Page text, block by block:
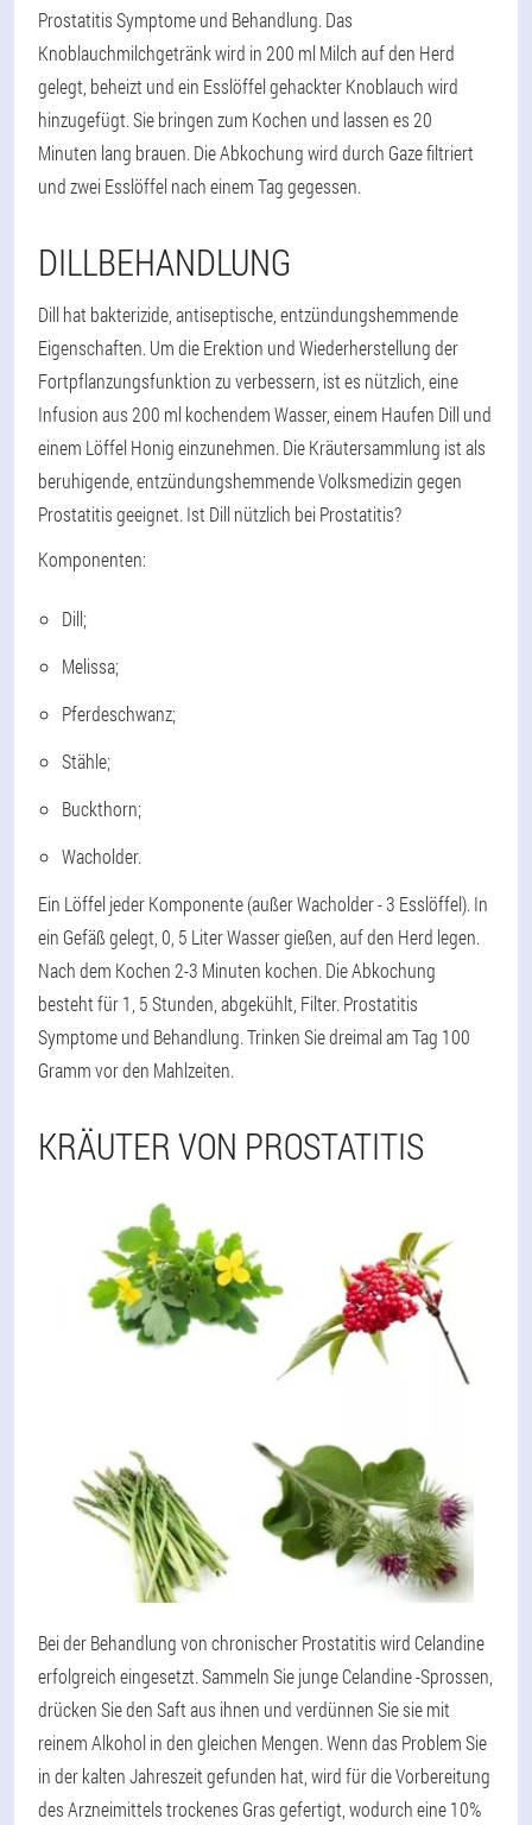
Prostatitis Symptome und Behandlung. Das
Knoblauchmilchgetränk wird in 200 ml Milch auf den Herd
gelegt, beheizt und ein Esslöffel gehackter Knoblauch wird
hinzugefügt. Sie bringen zum Kochen und lassen es 20
Minuten lang brauen. Die Abkochung wird durch Gaze filtriert
und zwei Esslöffel nach einem Tag gegessen.
DILLBEHANDLUNG
Dill hat bakterizide, antiseptische, entzündungshemmende
Eigenschaften. Um die Erektion und Wiederherstellung der
Fortpflanzungsfunktion zu verbessern, ist es nützlich, eine
Infusion aus 200 ml kochendem Wasser, einem Haufen Dill und
einem Löffel Honig einzunehmen. Die Kräutersammlung ist als
beruhigende, entzündungshemmende Volksmedizin gegen
Prostatitis geeignet. Ist Dill nützlich bei Prostatitis?
Komponenten:
Dill;
Melissa;
Pferdeschwanz;
Stähle;
Buckthorn;
Wacholder.
Ein Löffel jeder Komponente (außer Wacholder - 3 Esslöffel). In
ein Gefäß gelegt, 0, 5 Liter Wasser gießen, auf den Herd legen.
Nach dem Kochen 2-3 Minuten kochen. Die Abkochung
besteht für 1, 5 Stunden, abgekühlt, Filter. Prostatitis
Symptome und Behandlung. Trinken Sie dreimal am Tag 100
Gramm vor den Mahlzeiten.
KRÄUTER VON PROSTATITIS
Bei der Behandlung von chronischer Prostatitis wird Celandine
erfolgreich eingesetzt. Sammeln Sie junge Celandine -Sprossen,
drücken Sie den Saft aus ihnen und verdünnen Sie sie mit
reinem Alkohol in den gleichen Mengen. Wenn das Problem Sie
in der kalten Jahreszeit gefunden hat, wird für die Vorbereitung
des Arzneimittels trockenes Gras gefertigt, wodurch eine 10%